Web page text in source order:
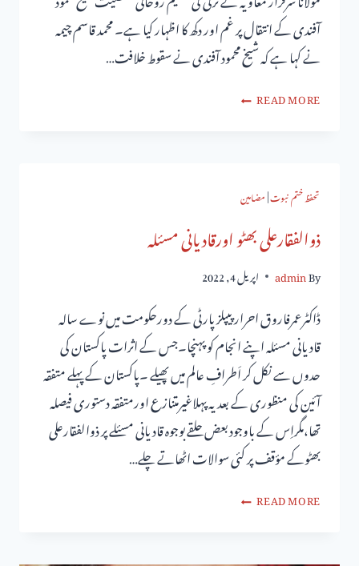
آفندی کے انتقال پر غم اور دکھ کا اظہار کیا ہے۔ محمد قاسم چیمہ
نے کہا ہے کہ شیخ محمود آفندی نے سقوط خلافت…
READ MORE
تحفظ ختم نبوت|مضامین
ذوالفقارعلی بھٹو اورقادیانی مسئلہ
By
admin اپریل 4, 2022
ڈاکٹرعمرفاروق احرار پیپلزپارٹی کے دورحکومت میں نوے سالہ
قادیانی مسئلہ اپنے انجام کو پہنچا۔جس کے اثرات پاکستان کی
حدوں سے نکل کر اَطرافِ عالم میں پھیلے ۔پاکستان کے پہلے متفقہ
آئین کی منظوری کے بعدیہ پہلاغیرمتنازع اورمتفقہ دستوری فیصلہ
تھا،مگراِس کے باوجودبعض حلقے بوجوہ قادیانی مسئلے پر ذوالفقارعلی
بھٹوکے مؤقف پر کئی سوالات اٹھاتے چلے…
READ MORE